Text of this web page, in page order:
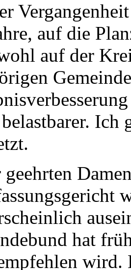
auf die
auf der
Ich
hat
wird.